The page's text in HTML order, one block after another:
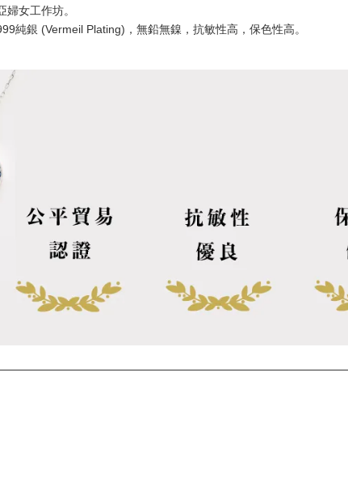
女工作坊。
純銀 (Vermeil Plating)，無鉛無鎳，抗敏性高，保色性高。